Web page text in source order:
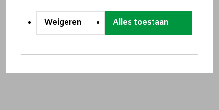
Weigeren Alles toestaan